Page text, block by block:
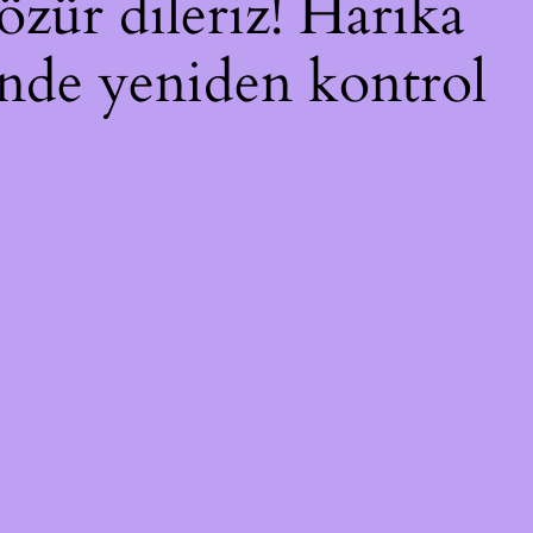
yeniden kontrol